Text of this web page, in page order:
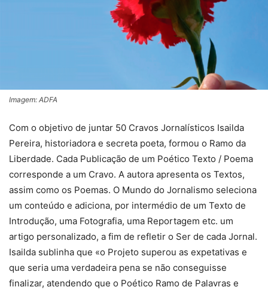
Imagem: ADFA
Com o objetivo de juntar 50 Cravos Jornalísticos Isailda
Pereira, historiadora e secreta poeta, formou o Ramo da
Liberdade. Cada Publicação de um Poético Texto / Poema
corresponde a um Cravo. A autora apresenta os Textos,
assim como os Poemas. O Mundo do Jornalismo seleciona
um conteúdo e adiciona, por intermédio de um Texto de
Introdução, uma Fotografia, uma Reportagem etc. um
artigo personalizado, a fim de refletir o Ser de cada Jornal.
Isailda sublinha que «o Projeto superou as expetativas e
que seria uma verdadeira pena se não conseguisse
finalizar, atendendo que o Poético Ramo de Palavras e